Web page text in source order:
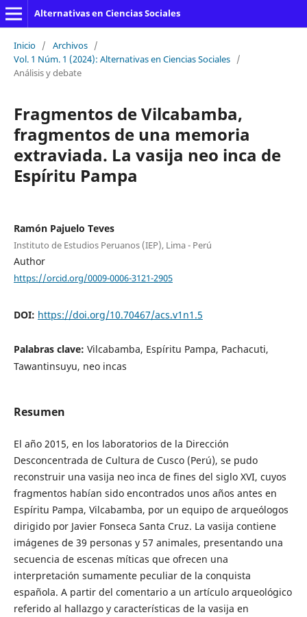
Alternativas en Ciencias Sociales
Inicio / Archivos /
Vol. 1 Núm. 1 (2024): Alternativas en Ciencias Sociales /
Análisis y debate
Fragmentos de Vilcabamba,
fragmentos de una memoria
extraviada. La vasija neo inca de
Espíritu Pampa
Ramón Pajuelo Teves
Instituto de Estudios Peruanos (IEP), Lima - Perú
Author
https://orcid.org/0009-0006-3121-2905
DOI: https://doi.org/10.70467/acs.v1n1.5
Palabras clave: Vilcabamba, Espíritu Pampa, Pachacuti,
Tawantinsuyu, neo incas
Resumen
El año 2015, en los laboratorios de la Dirección
Desconcentrada de Cultura de Cusco (Perú), se pudo
reconstruir una vasija neo inca de fines del siglo XVI, cuyos
fragmentos habían sido encontrados unos años antes en
Espíritu Pampa, Vilcabamba, por un equipo de arqueólogos
dirigido por Javier Fonseca Santa Cruz. La vasija contiene
imágenes de 39 personas y 57 animales, presentando una
secuencia de escenas míticas que ofrecen una
interpretación sumamente peculiar de la conquista
española. A partir del comentario a un artículo arqueológico
referido al hallazgo y características de la vasija en